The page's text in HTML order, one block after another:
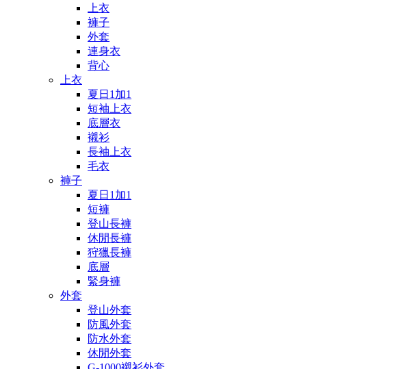
上衣
褲子
外套
連身衣
背心
上衣
夏日1加1
短袖上衣
底層衣
襯衫
長袖上衣
毛衣
褲子
夏日1加1
短褲
登山長褲
休閒長褲
狩獵長褲
底層
緊身褲
外套
登山外套
防風外套
防水外套
休閒外套